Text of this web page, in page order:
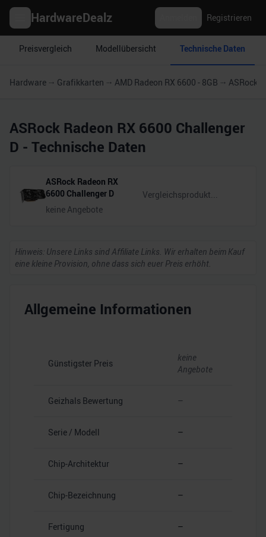
HardwareDealz Registrieren
Preisvergleich Modellübersicht Technische Daten
Hardware Grafikkarten AMD Radeon RX 6600 - 8GB ASRock
ASRock Radeon RX 6600 Challenger
D - Technische Daten
ASRock Radeon RX
6600 Challenger D
keine Angebote
Hinweis: Unsere Links sind Affiliate Links. Wir erhalten beim Kauf
eine kleine Provision, ohne dass sich euer Preis erhöht.
Allgemeine Informationen
Günstigster Preis
keine
Angebote
Geizhals Bewertung –
Serie / Modell –
Chip-Architektur –
Chip-Bezeichnung –
Fertigung –